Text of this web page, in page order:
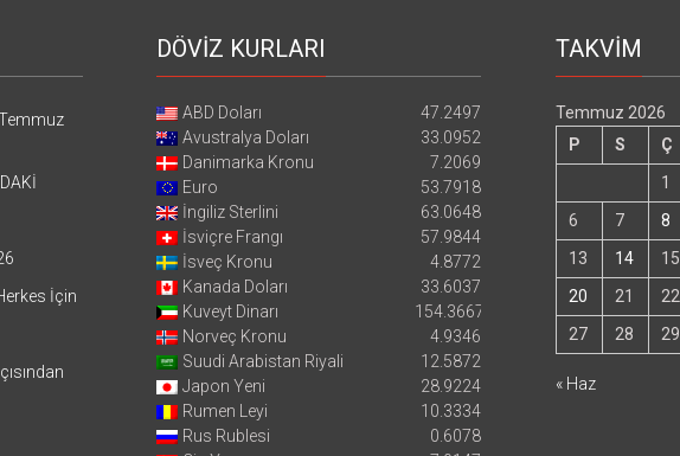
İçin
DÖVİZ KURLARI
ABD Doları
47.2497
Avustralya Doları
33.0952
Danimarka Kronu
7.2069
Euro
53.7918
İngiliz Sterlini
63.0648
İsviçre Frangı
57.9844
İsveç Kronu
4.8772
Kanada Doları
33.6037
Kuveyt Dinarı
154.3667
Norveç Kronu
4.9346
Suudi Arabistan Riyali
12.5872
Japon Yeni
28.9224
Rumen Leyi
10.3334
Rus Rublesi
0.6078
TAKVİM
Temmuz 2026
P
S Ç
1
6
7 8
13
14 15
20
21 22
27
28 29
« Haz